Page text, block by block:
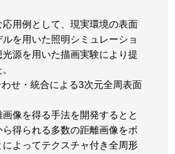
用例として、現実環境の表面
を用いた照明シミュレーショ
源を用いた描画実験により提
せ・統合による3次元全周表面
像を得る手法を開発するとと
得られる多数の距離画像をボ
よってテクスチャ付き全周形